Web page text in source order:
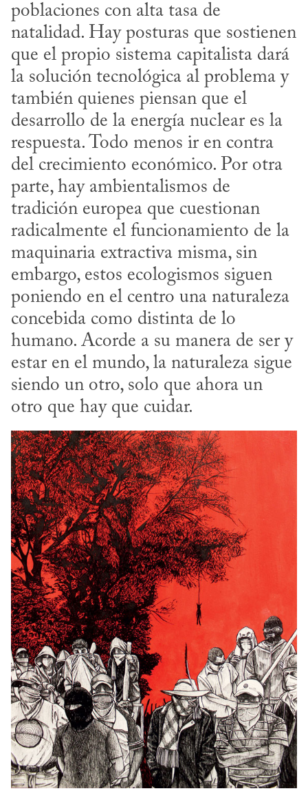
poblaciones con alta tasa de
natalidad. Hay posturas que sostienen
que el propio sistema capitalista dará
la solución tecnológica al problema y
también quienes piensan que el
desarrollo de la energía nuclear es la
respuesta. Todo menos ir en contra
del crecimiento económico. Por otra
parte, hay ambientalismos de
tradición europea que cuestionan
radicalmente el funcionamiento de la
maquinaria extractiva misma, sin
embargo, estos ecologismos siguen
poniendo en el centro una naturaleza
concebida como distinta de lo
humano. Acorde a su manera de ser y
estar en el mundo, la naturaleza sigue
siendo un otro, solo que ahora un
otro que hay que cuidar.